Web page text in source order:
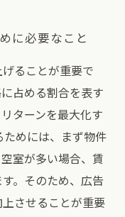
に必要なこと
ることが重要で
占める割合を表す
ターンを最大化す
ためには、まず物件
室が多い場合、賃
。そのため、広告
させることが重要